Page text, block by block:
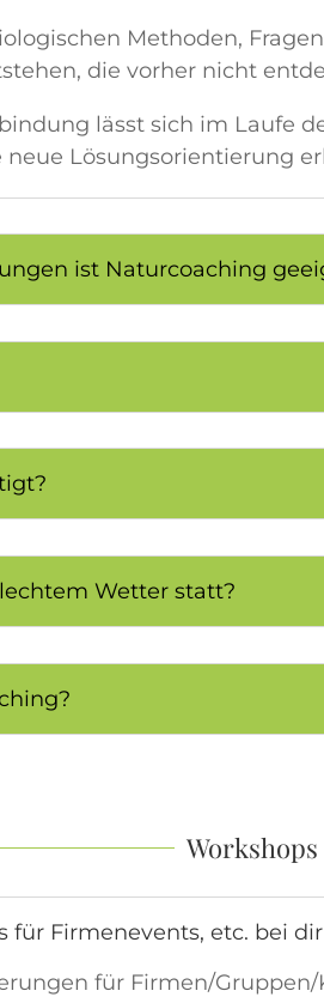
Methoden,
die vorher nicht
lässt sich im Laufe
Lösungsorientierung
ist Naturcoaching
Wetter statt?
Workshops
für Firmenevents, etc. bei
für Firmen/